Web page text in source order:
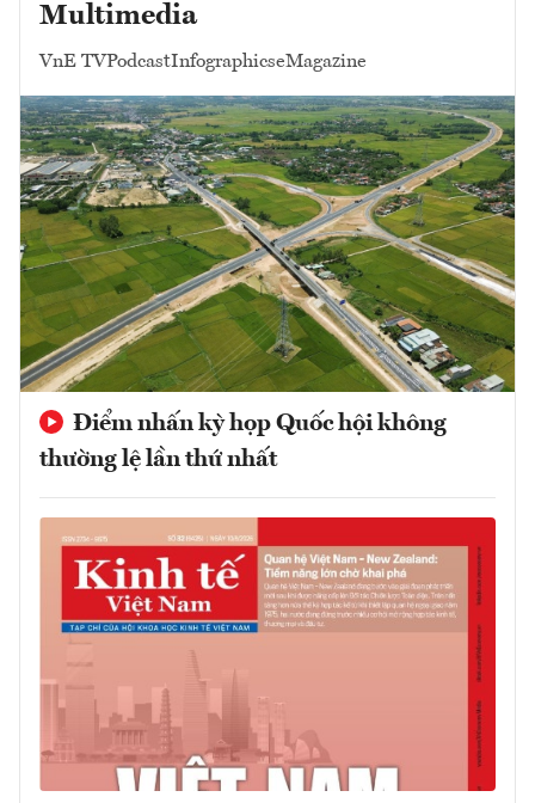
Multimedia
VnE TVPodcastInfographicseMagazine
Điểm nhấn kỳ họp Quốc hội không
thường lệ lần thứ nhất